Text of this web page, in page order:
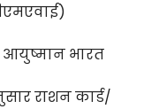
भारत
राशन कार्ड/